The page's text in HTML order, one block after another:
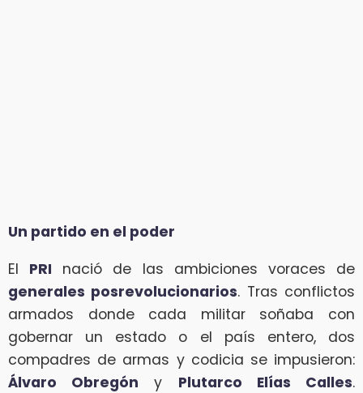
Un partido en el poder
El PRI nació de las ambiciones voraces de
generales posrevolucionarios. Tras conflictos
armados donde cada militar soñaba con
gobernar un estado o el país entero, dos
compadres de armas y codicia se impusieron:
Álvaro Obregón y Plutarco Elías Calles.